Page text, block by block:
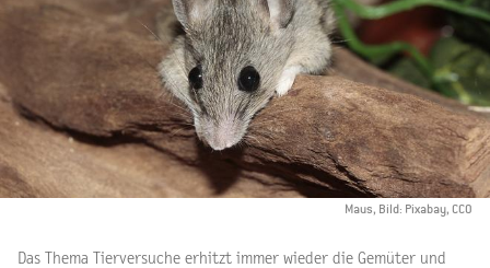
Maus, Bild: Pixabay, CCO
Das Thema Tierversuche erhitzt immer wieder die Gemüter und